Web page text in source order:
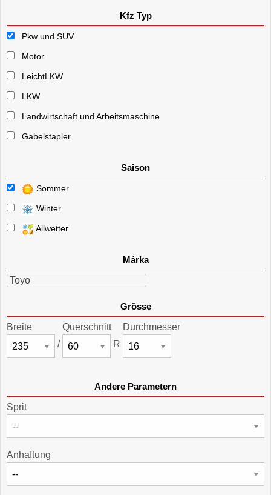
Kfz Typ
Pkw und SUV
Motor
LeichtLKW
LKW
Landwirtschaft und Arbeitsmaschine
Gabelstapler
Saison
Sommer
Winter
Allwetter
Márka
Toyo
Grösse
Breite
/
Querschnitt
R
Durchmesser
Andere Parametern
Sprit
Anhaftung